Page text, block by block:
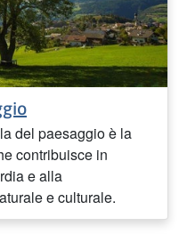
del paesaggio è la
contribuisce in
e alla
e culturale.